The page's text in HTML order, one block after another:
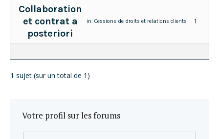
Collaboration
et contrat a
posteriori
in: Cessions de droits et relations clients 1
1 sujet (sur un total de 1)
Votre profil sur les forums